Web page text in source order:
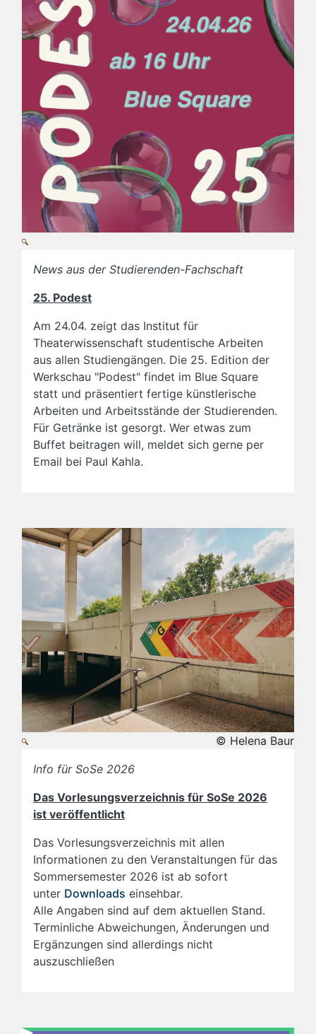
News aus der Studierenden-Fachschaft
25. Podest
Am 24.04. zeigt das Institut für
Theaterwissenschaft studentische Arbeiten
aus allen Studiengängen. Die 25. Edition der
Werkschau "Podest" findet im Blue Square
statt und präsentiert fertige künstlerische
Arbeiten und Arbeitsstände der Studierenden.
Für Getränke ist gesorgt. Wer etwas zum
Buffet beitragen will, meldet sich gerne per
Email bei Paul Kahla.
© Helena Baur
Info für SoSe 2026
Das Vorlesungsverzeichnis für SoSe 2026
ist veröffentlicht
Das Vorlesungsverzeichnis mit allen
Informationen zu den Veranstaltungen für das
Sommersemester 2026 ist ab sofort
unter Downloads einsehbar.
Alle Angaben sind auf dem aktuellen Stand.
Terminliche Abweichungen, Änderungen und
Ergänzungen sind allerdings nicht
auszuschließen